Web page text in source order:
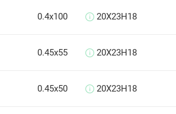
0.4х100 20Х23Н18
0.45х55 20Х23Н18
0.45х50 20Х23Н18